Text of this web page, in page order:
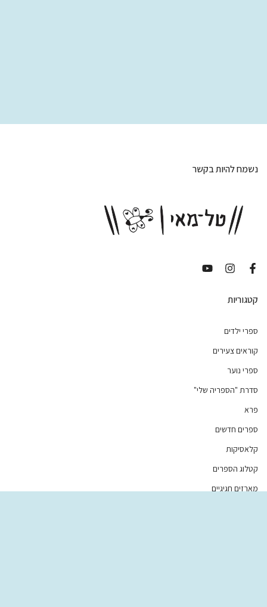
נשמח להיות בקשר
קטגוריות
ספרי ילדים
קוראים צעירים
ספרי נוער
סדרת "הספריה שלי"
פרא
ספרים חדשים
קלאסיקות
קטלוג הספרים
מארזים חגיגיים